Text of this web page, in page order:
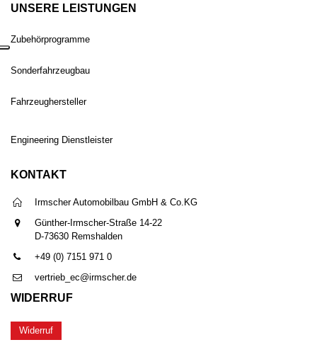
UNSERE LEISTUNGEN
Zubehörprogramme
Sonderfahrzeugbau
Fahrzeughersteller
Engineering Dienstleister
KONTAKT
Irmscher Automobilbau GmbH & Co.KG
Günther-Irmscher-Straße 14-22
D-73630 Remshalden
+49 (0) 7151 971 0
vertrieb_ec@irmscher.de
WIDERRUF
Widerruf